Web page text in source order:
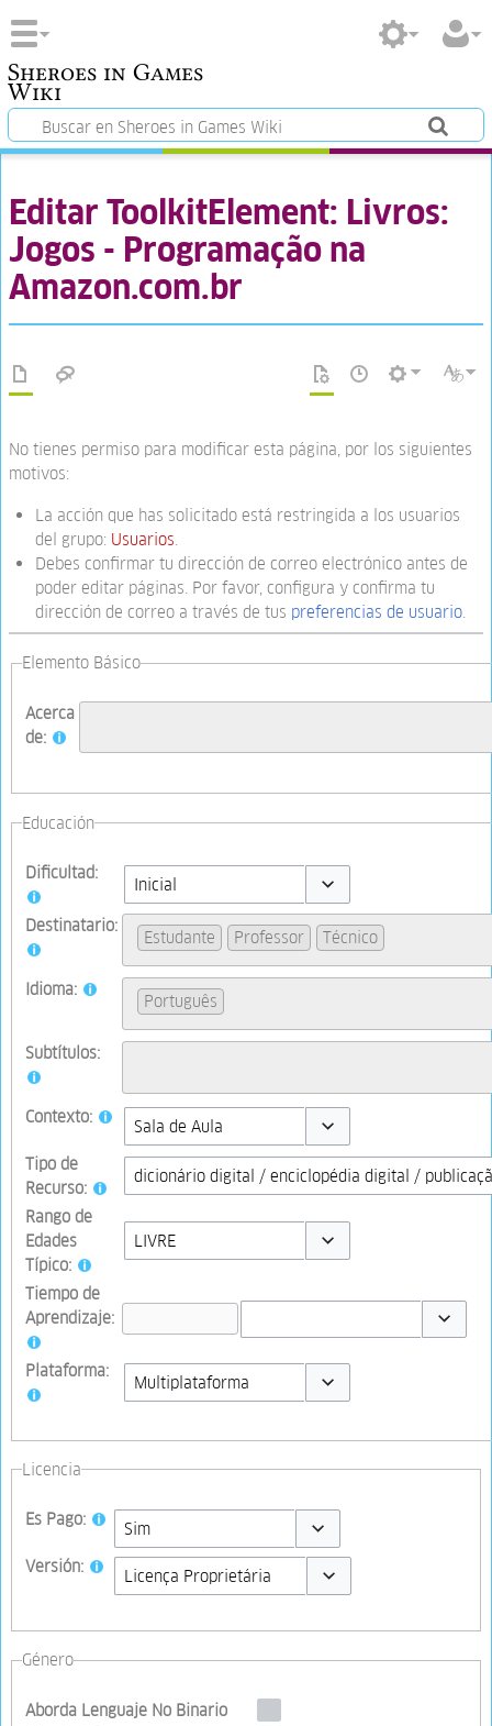
Sheroes in Games
Wiki
Editar ToolkitElement: Livros:
Jogos - Programação na
Amazon.com.br
No tienes permiso para modificar esta página, por los siguientes
motivos:
La acción que has solicitado está restringida a los usuarios
del grupo: Usuarios
Debes confirmar tu dirección de correo electrónico antes de
poder editar páginas. Por favor, configura y confirma tu
dirección de correo a través de tus preferencias de usuario
Elemento Básico
Acerca
de:
Educación
Dificultad:
Toggle options
Destinatario:
Estudante Professor Técnico
Idioma:
Português
Subtítulos:
Contexto:
Toggle options
Tipo de
Recurso:
Rango de
Edades
Típico:
Tiempo de
Aprendizaje:
Plataforma:
Licencia
Es Pago:
Toggle options
Versión:
Género
Aborda Lenguaje No Binario